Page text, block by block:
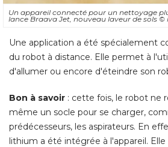
Un appareil connecté pour un nettoyage
lance Braava Jet, nouveau laveur de sols ©
Une application a été spécialement
du robot à distance. Elle permet à
d'allumer ou encore d'éteindre son
Bon à savoir : cette fois, le robot ne
même un socle pour se charger,
prédécesseurs, les aspirateurs. En
lithium a été intégrée à l'appareil.